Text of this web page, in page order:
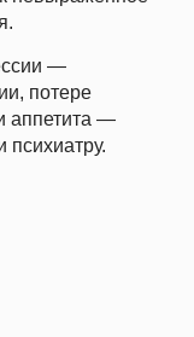
—
потере
аппетита —
психиатру.